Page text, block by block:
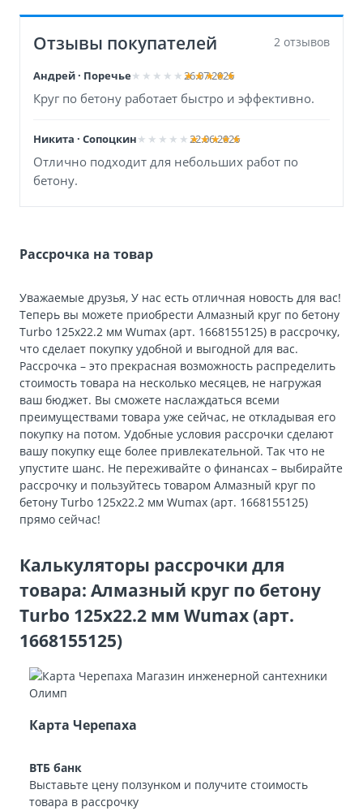
Отзывы покупателей 2 отзывов
Андрей · Поречье 26.07.2026
Круг по бетону работает быстро и эффективно.
Никита · Сопоцкин 22.06.2026
Отлично подходит для небольших работ по
бетону.
Рассрочка на товар
Уважаемые друзья, У нас есть отличная новость для вас!
Теперь вы можете приобрести Алмазный круг по бетону
Turbo 125х22.2 мм Wumax (арт. 1668155125) в рассрочку,
что сделает покупку удобной и выгодной для вас.
Рассрочка – это прекрасная возможность распределить
стоимость товара на несколько месяцев, не нагружая
ваш бюджет. Вы сможете наслаждаться всеми
преимуществами товара уже сейчас, не откладывая его
покупку на потом. Удобные условия рассрочки сделают
вашу покупку еще более привлекательной. Так что не
упустите шанс. Не переживайте о финансах – выбирайте
рассрочку и пользуйтесь товаром Алмазный круг по
бетону Turbo 125х22.2 мм Wumax (арт. 1668155125)
прямо сейчас!
Калькуляторы рассрочки для
товара: Алмазный круг по бетону
Turbo 125х22.2 мм Wumax (арт.
1668155125)
Карта Черепаха
ВТБ банк
Выставьте цену ползунком и получите стоимость
товара в рассрочку